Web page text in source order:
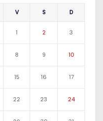
V S D
1 2 3
8 9 10
15 16 17
22 23 24